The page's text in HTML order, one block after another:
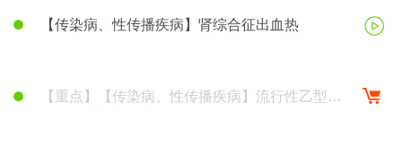
【传染病、性传播疾病】肾综合征出血热
【重点】【传染病、性传播疾病】流行性乙型脑